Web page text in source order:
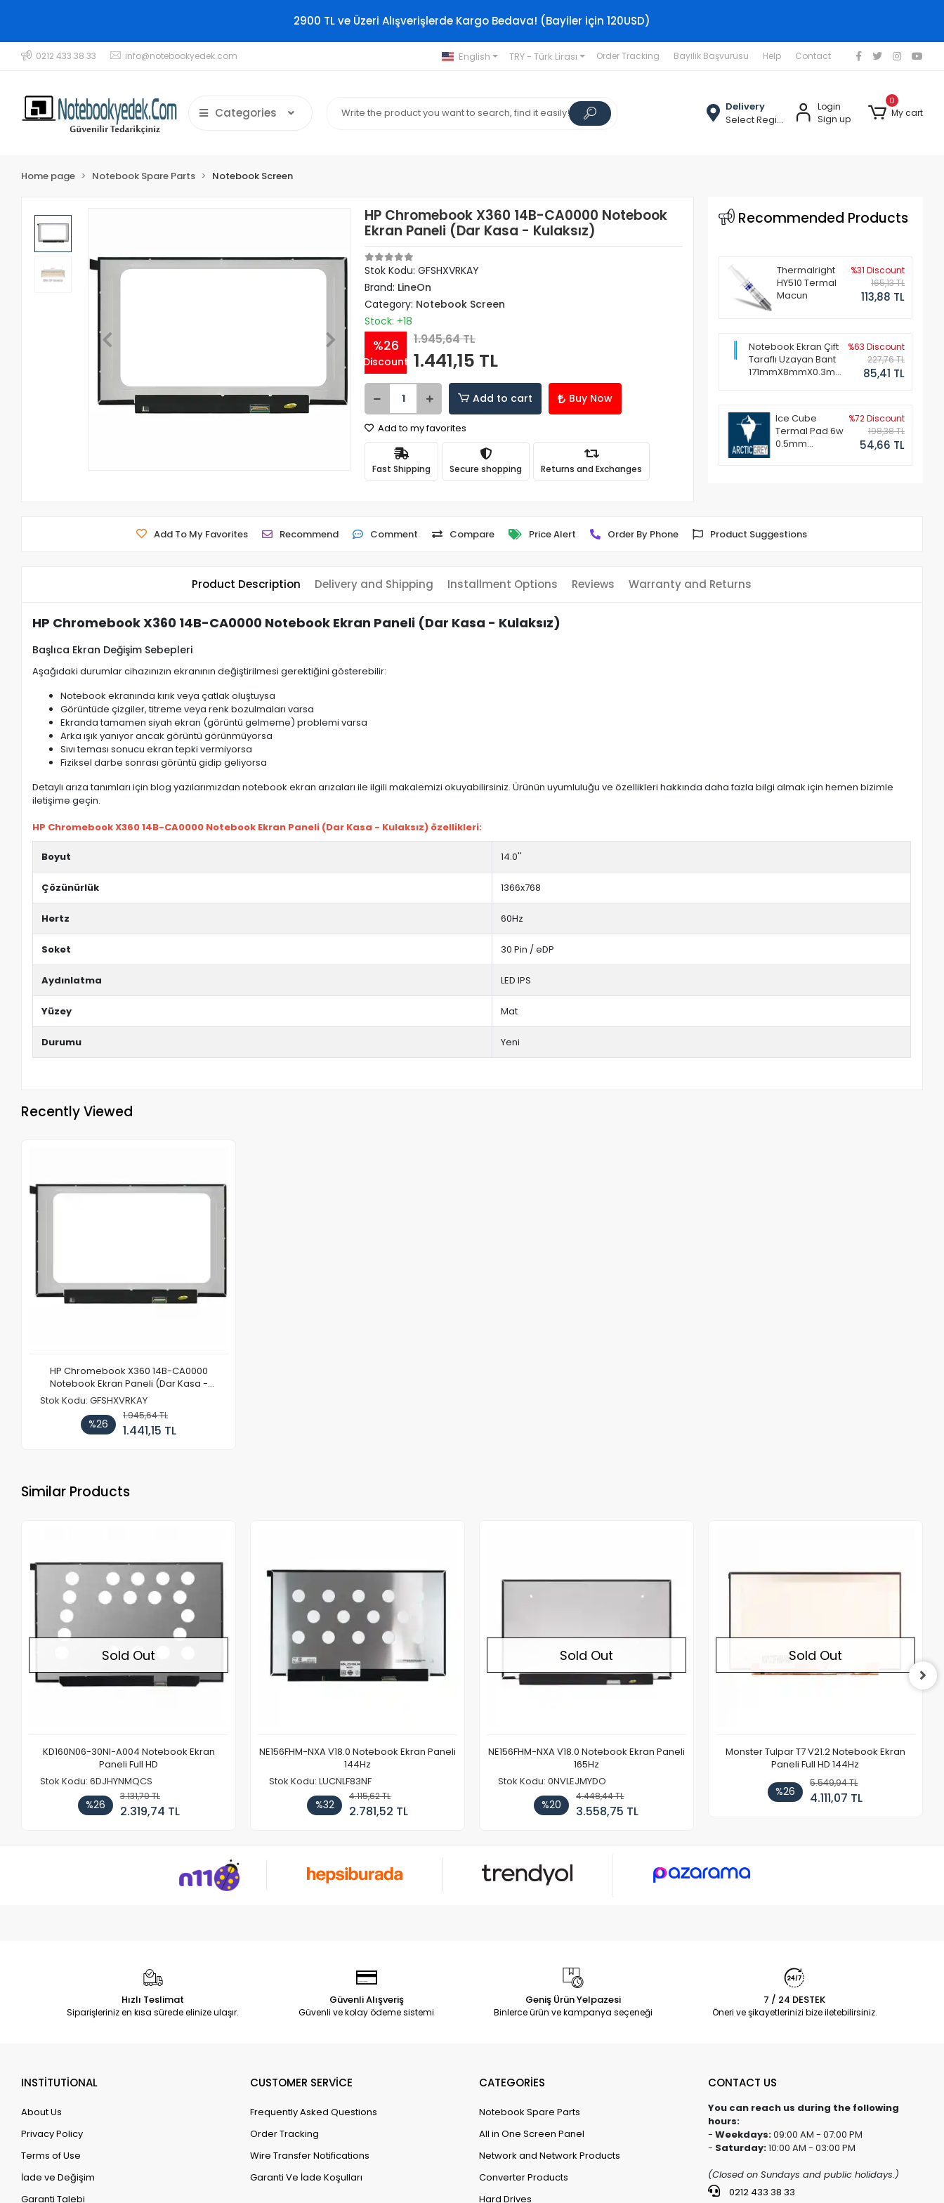
2900 TL ve Üzeri Alışverişlerde Kargo Bedava! (Bayiler için 120USD)
0212 433 38 33 info@notebookyedek.com English TRY - Türk Lirası Order Tracking Bayilik Başvurusu Help Contact
Categories
Delivery
Select Region
Login
Sign up
0
My cart
Home page Notebook Spare Parts Notebook Screen
HP Chromebook X360 14B-CA0000 Notebook
Ekran Paneli (Dar Kasa - Kulaksız)
Stok Kodu: GFSHXVRKAY
Brand: LineOn
Category: Notebook Screen
Stock: +18
%26
Discount
1.945,64 TL
1.441,15 TL
Add to cart Buy Now
Add to my favorites
Fast Shipping Secure shopping Returns and Exchanges
Recommended Products
Thermalright
HY510 Termal
Macun
%31 Discount
165,13 TL
113,88 TL
Notebook Ekran Çift
Taraflı Uzayan Bant
171mmX8mmX0.3mm
%63 Discount
227,76 TL
85,41 TL
Ice Cube
Termal Pad 6w
0.5mm
%72 Discount
198,38 TL
54,66 TL
Add To My Favorites Recommend Comment Compare Price Alert Order By Phone Product Suggestions
Product Description Delivery and Shipping Installment Options Reviews Warranty and Returns
HP Chromebook X360 14B-CA0000 Notebook Ekran Paneli (Dar Kasa - Kulaksız)
Başlıca Ekran Değişim Sebepleri
Aşağıdaki durumlar cihazınızın ekranının değiştirilmesi gerektiğini gösterebilir:
Notebook ekranında kırık veya çatlak oluştuysa
Görüntüde çizgiler, titreme veya renk bozulmaları varsa
Ekranda tamamen siyah ekran (görüntü gelmeme) problemi varsa
Arka ışık yanıyor ancak görüntü görünmüyorsa
Sıvı teması sonucu ekran tepki vermiyorsa
Fiziksel darbe sonrası görüntü gidip geliyorsa
Detaylı arıza tanımları için blog yazılarımızdan notebook ekran arızaları ile ilgili makalemizi okuyabilirsiniz. Ürünün uyumluluğu ve özellikleri hakkında daha fazla bilgi almak için hemen bizimle
iletişime geçin.
HP Chromebook X360 14B-CA0000 Notebook Ekran Paneli (Dar Kasa - Kulaksız) özellikleri:
Boyut 14.0''
Çözünürlük 1366x768
Hertz 60Hz
Soket 30 Pin / eDP
Aydınlatma LED IPS
Yüzey Mat
Durumu Yeni
Recently Viewed
HP Chromebook X360 14B-CA0000
Notebook Ekran Paneli (Dar Kasa -
Kulaksız)
Stok Kodu: GFSHXVRKAY
%26
1.945,64 TL
1.441,15 TL
Similar Products
Sold Out
KD160N06-30NI-A004 Notebook Ekran
Paneli Full HD
Stok Kodu: 6DJHYNMQCS
%26
3.131,70 TL
2.319,74 TL
NE156FHM-NXA V18.0 Notebook Ekran Paneli
144Hz
Stok Kodu: LUCNLF83NF
%32
4.115,62 TL
2.781,52 TL
Sold Out
NE156FHM-NXA V18.0 Notebook Ekran Paneli
165Hz
Stok Kodu: 0NVLEJMYDO
%20
4.448,44 TL
3.558,75 TL
Sold Out
Monster Tulpar T7 V21.2 Notebook Ekran
Paneli Full HD 144Hz
%26
5.549,94 TL
4.111,07 TL
Hızlı Teslimat
Siparişleriniz en kısa sürede elinize ulaşır.
Güvenli Alışveriş
Güvenli ve kolay ödeme sistemi
Geniş Ürün Yelpazesi
Binlerce ürün ve kampanya seçeneği
7 / 24 DESTEK
Öneri ve şikayetlerinizi bize iletebilirsiniz.
INSTİTUTİONAL
About Us
Privacy Policy
Terms of Use
İade ve Değişim
Garanti Talebi
CUSTOMER SERVİCE
Frequently Asked Questions
Order Tracking
Wire Transfer Notifications
Garanti Ve İade Koşulları
CATEGORİES
Notebook Spare Parts
All in One Screen Panel
Network and Network Products
Converter Products
Hard Drives
CONTACT US
You can reach us during the following
hours:
- Weekdays:09:00 AM - 07:00 PM
- Saturday:10:00 AM - 03:00 PM
(Closed on Sundays and public holidays.)
0212 433 38 33